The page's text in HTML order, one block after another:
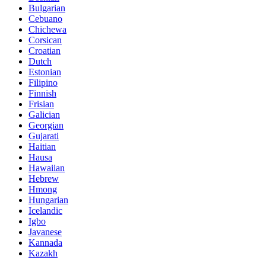
Bulgarian
Cebuano
Chichewa
Corsican
Croatian
Dutch
Estonian
Filipino
Finnish
Frisian
Galician
Georgian
Gujarati
Haitian
Hausa
Hawaiian
Hebrew
Hmong
Hungarian
Icelandic
Igbo
Javanese
Kannada
Kazakh